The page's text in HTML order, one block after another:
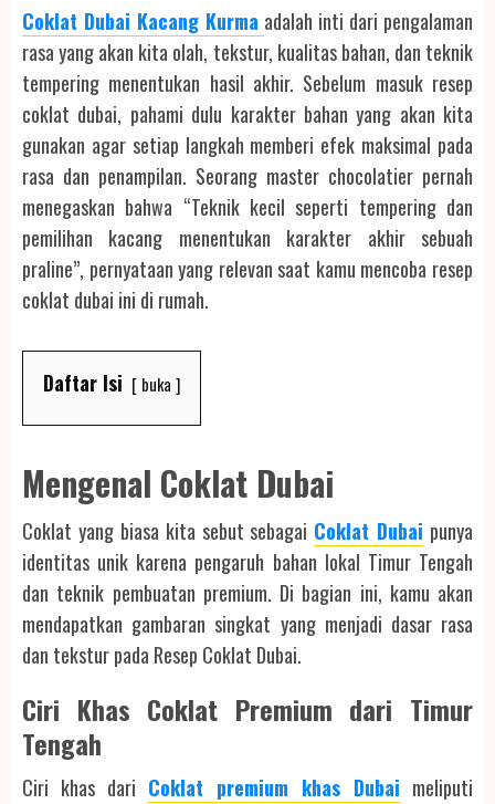
Coklat Dubai Kacang Kurma adalah inti dari pengalaman
rasa yang akan kita olah, tekstur, kualitas bahan, dan teknik
tempering menentukan hasil akhir. Sebelum masuk resep
coklat dubai, pahami dulu karakter bahan yang akan kita
gunakan agar setiap langkah memberi efek maksimal pada
rasa dan penampilan. Seorang master chocolatier pernah
menegaskan bahwa “Teknik kecil seperti tempering dan
pemilihan kacang menentukan karakter akhir sebuah
praline”, pernyataan yang relevan saat kamu mencoba resep
coklat dubai ini di rumah.
Daftar Isi buka
Mengenal Coklat Dubai
Coklat yang biasa kita sebut sebagai Coklat Dubai punya
identitas unik karena pengaruh bahan lokal Timur Tengah
dan teknik pembuatan premium. Di bagian ini, kamu akan
mendapatkan gambaran singkat yang menjadi dasar rasa
dan tekstur pada Resep Coklat Dubai.
Ciri Khas Coklat Premium dari Timur
Tengah
Ciri khas dari Coklat premium khas Dubai meliputi